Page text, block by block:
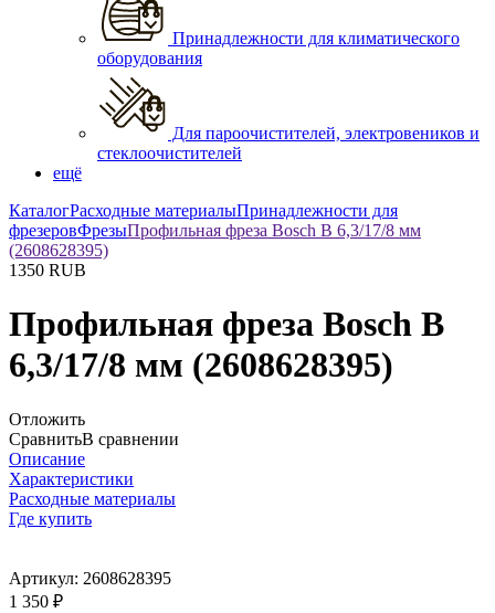
Принадлежности для климатического
оборудования
Для пароочистителей, электровеников и
стеклоочистителей
ещё
КаталогРасходные материалыПринадлежности для
фрезеровФрезыПрофильная фреза Bosch B 6,3/17/8 мм
(2608628395)
1350 RUB
Профильная фреза Bosch B
6,3/17/8 мм (2608628395)
Отложить
СравнитьВ сравнении
Описание
Характеристики
Расходные материалы
Где купить
Артикул: 2608628395
1 350 ₽